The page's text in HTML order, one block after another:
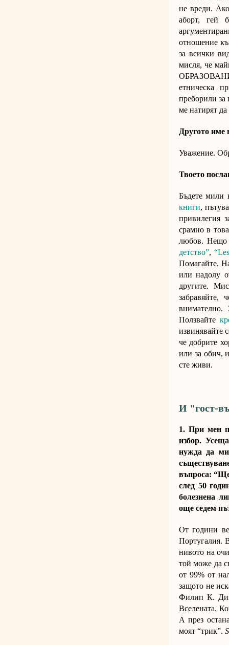
не вреди.
аборт, гей
отношение
за всички
мисля, че
етническа
преборили за
ме натирят
Другото име
Уважение.
Твоето
Бъдете мили
книги,
привилегия
срамно в
любов. Нещо
детство”,
Помагайте.
или надолу
другите.
забравяйте,
внимателно.
Ползвайте
извинявайте
че добрите
или за обич,
сте живи.
И "гост-
1. При мен
избор.
нужда да
въпроса:
след 50
болезнена
още седем
От години
Португалия.
нивото на
той може да
от 99% от
защото не
Филип К. Дик
Вселената.
А през
моят “трик”.